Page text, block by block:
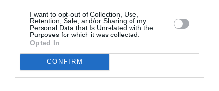
I want to opt-out of Collection, Use,
Retention, Sale, and/or Sharing of my
Personal Data that Is Unrelated with the
Purposes for which it was collected.
Opted In
CONFIRM
pitäisi tehdä hyvissä ajoin etukäteen.Junien aikatauluja ja
hintojavoi katsella BDZ:n sivuilta.